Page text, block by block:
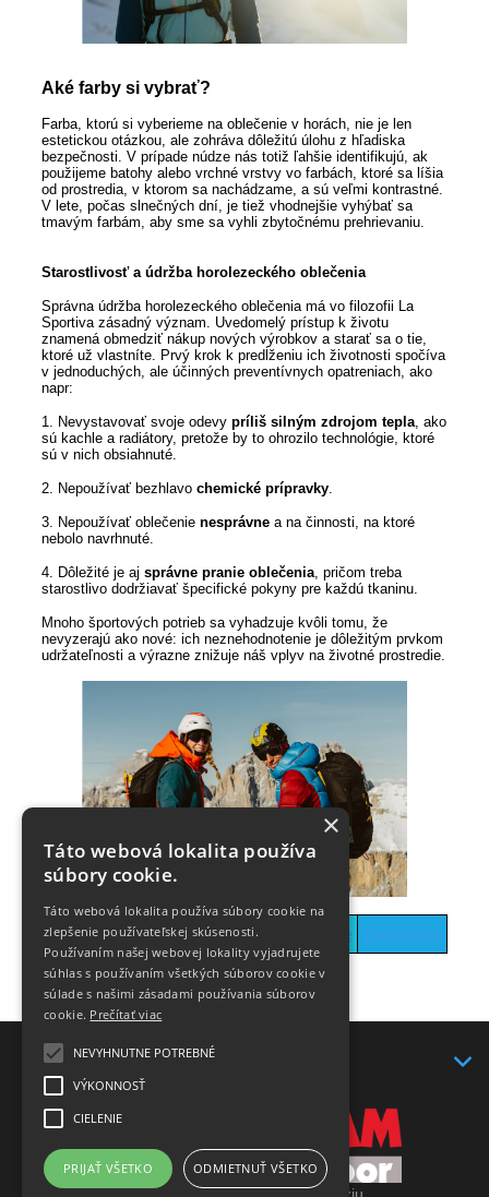
Aké farby si vybrať?
Farba, ktorú si vyberieme na oblečenie v horách, nie je len
estetickou otázkou, ale zohráva dôležitú úlohu z hľadiska
bezpečnosti. V prípade núdze nás totiž ľahšie identifikujú, ak
použijeme batohy alebo vrchné vrstvy vo farbách, ktoré sa líšia
od prostredia, v ktorom sa nachádzame, a sú veľmi kontrastné.
V lete, počas slnečných dní, je tiež vhodnejšie vyhýbať sa
tmavým farbám, aby sme sa vyhli zbytočnému prehrievaniu.
Starostlivosť a údržba horolezeckého oblečenia
Správna údržba horolezeckého oblečenia má vo filozofii La
Sportiva zásadný význam. Uvedomelý prístup k životu
znamená obmedziť nákup nových výrobkov a starať sa o tie,
ktoré už vlastníte. Prvý krok k predĺženiu ich životnosti spočíva
v jednoduchých, ale účinných preventívnych opatreniach, ako
napr:
1. Nevystavovať svoje odevy príliš silným zdrojom tepla, ako
sú kachle a radiátory, pretože by to ohrozilo technológie, ktoré
sú v nich obsiahnuté.
2. Nepoužívať bezhlavo chemické prípravky.
3. Nepoužívať oblečenie nesprávne a na činnosti, na ktoré
nebolo navrhnuté.
4. Dôležité je aj správne pranie oblečenia, pričom treba
starostlivo dodržiavať špecifické pokyny pre každú tkaninu.
Mnoho športových potrieb sa vyhadzuje kvôli tomu, že
nevyzerajú ako nové: ich neznehodnotenie je dôležitým prvkom
udržateľnosti a výrazne znižuje náš vplyv na životné prostredie.
Prvá
vrstva
Medzivrstva
Alpine
Nohavice
×
Táto webová lokalita používa
súbory cookie.
Táto webová lokalita používa súbory cookie na
zlepšenie používateľskej skúsenosti.
Používaním našej webovej lokality vyjadrujete
súhlas s používaním všetkých súborov cookie v
súlade s našimi zásadami používania súborov
cookie. Prečítať viac
NEVYHNUTNE POTREBNÉ
VÝKONNOSŤ
CIELENIE
PRIJAŤ VŠETKO ODMIETNUŤ VŠETKO